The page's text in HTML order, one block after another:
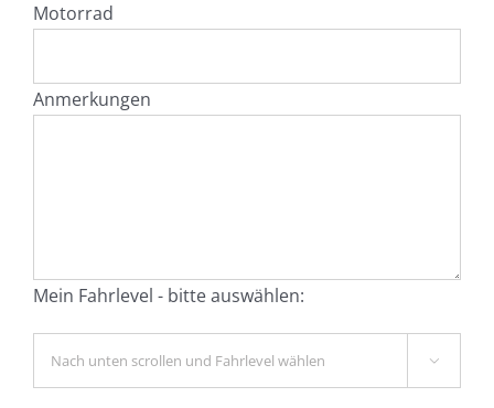
Motorrad
Anmerkungen
Mein Fahrlevel - bitte auswählen:
